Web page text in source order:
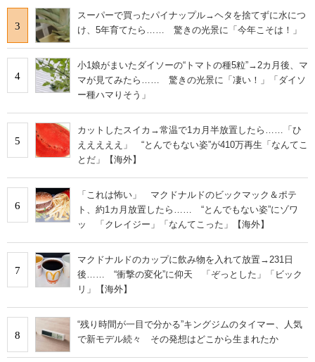
3
スーパーで買ったパイナップル→ヘタを捨てずに水につ
け、5年育てたら…… 驚きの光景に「今年こそは！」
4
小1娘がまいたダイソーの“トマトの種5粒”→2カ月後、マ
マが見てみたら…… 驚きの光景に「凄い！」「ダイソ
ー種ハマりそう」
5
カットしたスイカ→常温で1カ月半放置したら……「ひ
えええええ」 “とんでもない姿”が410万再生「なんてこ
とだ」【海外】
6
「これは怖い」 マクドナルドのビックマック＆ポテ
ト、約1カ月放置したら…… “とんでもない姿”にゾワ
ッ 「クレイジー」「なんてこった」【海外】
7
マクドナルドのカップに飲み物を入れて放置→231日
後…… “衝撃の変化”に仰天 「ぞっとした」「ビック
リ」【海外】
8
“残り時間が一目で分かる”キングジムのタイマー、人気
で新モデル続々 その発想はどこから生まれたか